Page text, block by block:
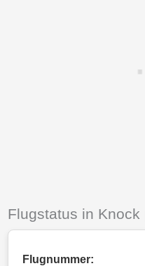
Flugstatus in
Flugnummer: